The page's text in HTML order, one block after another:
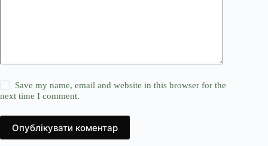
Save my name, email and website in this browser for the
next time I comment.
Опублікувати коментар